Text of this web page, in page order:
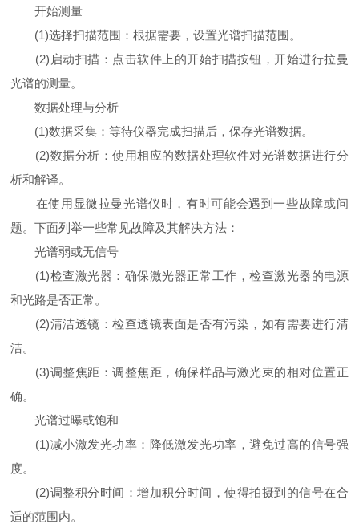
开始测量
(1)选择扫描范围：根据需要，设置光谱扫描范围。
(2)启动扫描：点击软件上的开始扫描按钮，开始进行拉曼
光谱的测量。
数据处理与分析
(1)数据采集：等待仪器完成扫描后，保存光谱数据。
(2)数据分析：使用相应的数据处理软件对光谱数据进行分
析和解译。
在使用显微拉曼光谱仪时，有时可能会遇到一些故障或问
题。下面列举一些常见故障及其解决方法：
光谱弱或无信号
(1)检查激光器：确保激光器正常工作，检查激光器的电源
和光路是否正常。
(2)清洁透镜：检查透镜表面是否有污染，如有需要进行清
洁。
(3)调整焦距：调整焦距，确保样品与激光束的相对位置正
确。
光谱过曝或饱和
(1)减小激发光功率：降低激发光功率，避免过高的信号强
度。
(2)调整积分时间：增加积分时间，使得拍摄到的信号在合
适的范围内。